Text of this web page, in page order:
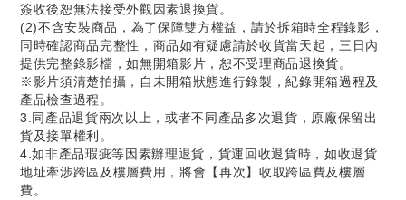
簽收後恕無法接受外觀因素退換貨。
(2)不含安裝商品，為了保障雙方權益，請於拆箱時全程錄影，
同時確認商品完整性，商品如有疑慮請於收貨當天起，三日內
提供完整錄影檔，如無開箱影片，恕不受理商品退換貨。
※影片須清楚拍攝，自未開箱狀態進行錄製，紀錄開箱過程及
產品檢查過程。
3.同產品退貨兩次以上，或者不同產品多次退貨，原廠保留出
貨及接單權利。
4.如非產品瑕疵等因素辦理退貨，貨運回收退貨時，如收退貨
地址牽涉跨區及樓層費用，將會【再次】收取跨區費及樓層
費。